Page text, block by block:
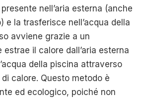
nell’aria esterna (anche
e la trasferisce nell’acqua della
avviene grazie a un
estrae il calore dall’aria esterna
della piscina attraverso
calore. Questo metodo è
ed ecologico, poiché non